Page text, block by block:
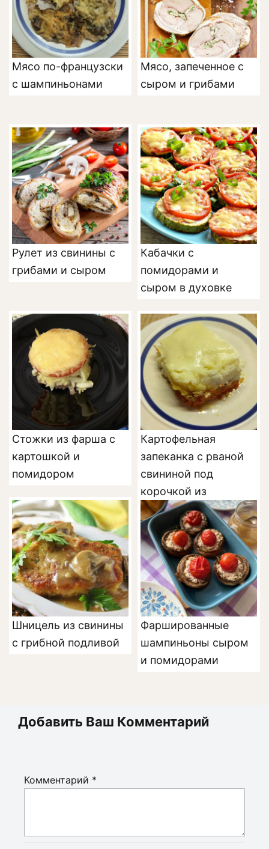
Мясо по-французски
с шампиньонами
Мясо, запеченное с
сыром и грибами
Рулет из свинины с
грибами и сыром
Кабачки с
помидорами и
сыром в духовке
Стожки из фарша с
картошкой и
помидором
Картофельная
запеканка с рваной
свининой под
корочкой из
Моцареллы
Шницель из свинины
с грибной подливой
Фаршированные
шампиньоны сыром
и помидорами
Добавить Ваш Комментарий
Комментарий *